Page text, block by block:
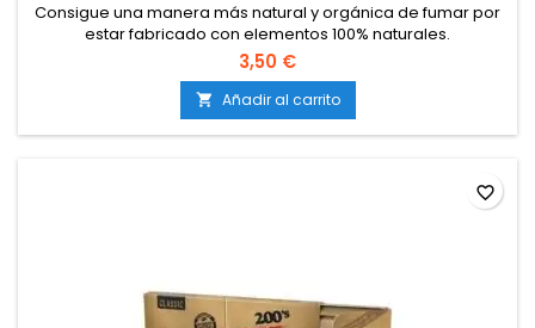
Consigue una manera más natural y orgánica de fumar por
estar fabricado con elementos 100% naturales.
3,50 €
 Añadir al carrito
favorite_border